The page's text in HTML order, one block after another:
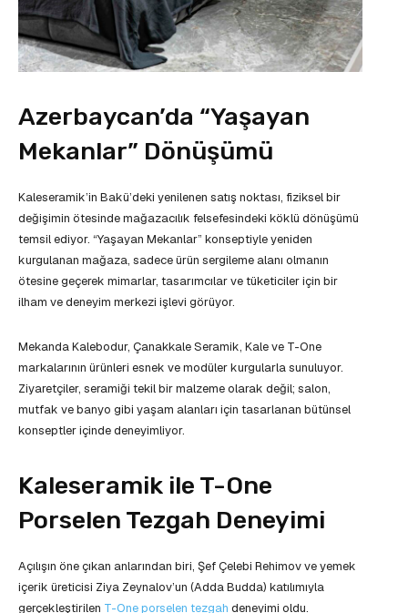
Azerbaycan’da “Yaşayan
Mekanlar” Dönüşümü
Kaleseramik’in Bakü’deki yenilenen satış noktası, fiziksel bir
değişimin ötesinde mağazacılık felsefesindeki köklü dönüşümü
temsil ediyor. “Yaşayan Mekanlar” konseptiyle yeniden
kurgulanan mağaza, sadece ürün sergileme alanı olmanın
ötesine geçerek mimarlar, tasarımcılar ve tüketiciler için bir
ilham ve deneyim merkezi işlevi görüyor.
Mekanda Kalebodur, Çanakkale Seramik, Kale ve T-One
markalarının ürünleri esnek ve modüler kurgularla sunuluyor.
Ziyaretçiler, seramiği tekil bir malzeme olarak değil; salon,
mutfak ve banyo gibi yaşam alanları için tasarlanan bütünsel
konseptler içinde deneyimliyor.
Kaleseramik ile T-One
Porselen Tezgah Deneyimi
Açılışın öne çıkan anlarından biri, Şef Çelebi Rehimov ve yemek
içerik üreticisi Ziya Zeynalov’un (Adda Budda) katılımıyla
gerçekleştirilen T-One porselen tezgah deneyimi oldu.